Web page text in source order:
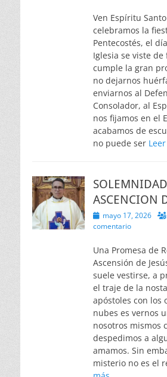
Ven Espíritu
celebramos la
Pentecostés, el
Iglesia se viste
cumple la gran
no dejarnos
enviarnos al
Consolador, al
nos fijamos en el
acabamos de
no puede ser
ASCENCION
Publicado
el
mayo 17, 2026
comentario
Una Promesa de
Ascensión de
suele vestirse, a
el traje de la
apóstoles con los
nubes es vernos
nosotros mismos
despedimos a
amamos. Sin
misterio no es el